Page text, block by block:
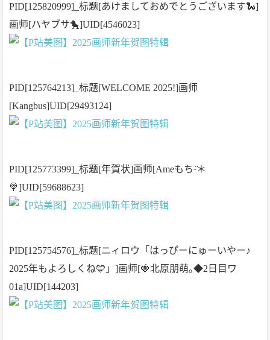
PID[125820999]_标题[あけましておめでとうございます🐍]
画师[ハヤブサ🐤]UID[4546023]
PID[125764213]_标题[WELCOME 2025!]画师
[Kangbus]UID[29493124]
PID[125773399]_标题[年賀状]画师[Ameもちᵕ̈＊
🍭]UID[59688623]
PID[125754576]_标题[ニィロウ「はっぴーにゅーいやー♪
2025年もよろしくね🩵」]画师[🍓北原朋萌｡◆2日目ワ
01a]UID[144203]